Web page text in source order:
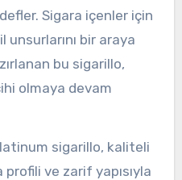
Sigara içenler için
bir araya
bu sigarillo,
olmaya devam
sigarillo, kaliteli
ve zarif yapısıyla